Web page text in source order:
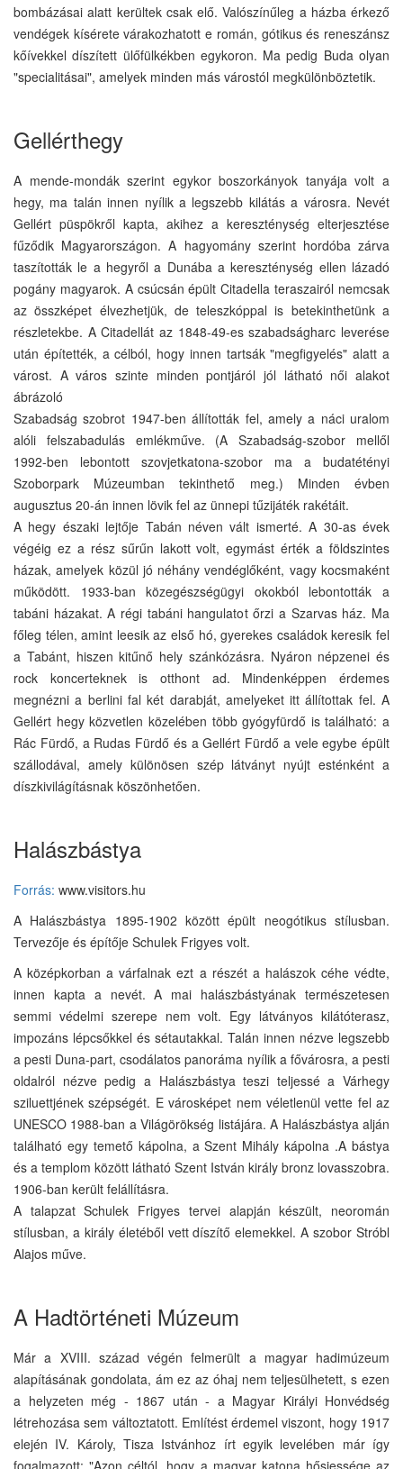
bombázásai alatt kerültek csak elő. Valószínűleg a házba érkező
vendégek kísérete várakozhatott e román, gótikus és reneszánsz
kőívekkel díszített ülőfülkékben egykoron. Ma pedig Buda olyan
"specialitásai", amelyek minden más várostól megkülönböztetik.
Gellérthegy
A mende-mondák szerint egykor boszorkányok tanyája volt a
hegy, ma talán innen nyílik a legszebb kilátás a városra. Nevét
Gellért püspökről kapta, akihez a kereszténység elterjesztése
fűződik Magyarországon. A hagyomány szerint hordóba zárva
taszították le a hegyről a Dunába a kereszténység ellen lázadó
pogány magyarok. A csúcsán épült Citadella teraszairól nemcsak
az összképet élvezhetjük, de teleszkóppal is betekinthetünk a
részletekbe. A Citadellát az 1848-49-es szabadságharc leverése
után építették, a célból, hogy innen tartsák "megfigyelés" alatt a
várost. A város szinte minden pontjáról jól látható női alakot
ábrázoló
Szabadság szobrot 1947-ben állították fel, amely a náci uralom
alóli felszabadulás emlékműve. (A Szabadság-szobor mellől
1992-ben lebontott szovjetkatona-szobor ma a budatétényi
Szoborpark Múzeumban tekinthető meg.) Minden évben
augusztus 20-án innen lövik fel az ünnepi tűzijáték rakétáit.
A hegy északi lejtője Tabán néven vált ismerté. A 30-as évek
végéig ez a rész sűrűn lakott volt, egymást érték a földszintes
házak, amelyek közül jó néhány vendéglőként, vagy kocsmaként
működött. 1933-ban közegészségügyi okokból lebontották a
tabáni házakat. A régi tabáni hangulatot őrzi a Szarvas ház. Ma
főleg télen, amint leesik az első hó, gyerekes családok keresik fel
a Tabánt, hiszen kitűnő hely szánkózásra. Nyáron népzenei és
rock koncerteknek is otthont ad. Mindenképpen érdemes
megnézni a berlini fal két darabját, amelyeket itt állítottak fel. A
Gellért hegy közvetlen közelében több gyógyfürdő is található: a
Rác Fürdő, a Rudas Fürdő és a Gellért Fürdő a vele egybe épült
szállodával, amely különösen szép látványt nyújt esténként a
díszkivilágításnak köszönhetően.
Halászbástya
Forrás: www.visitors.hu
A Halászbástya 1895-1902 között épült neogótikus stílusban.
Tervezője és építője Schulek Frigyes volt.
A középkorban a várfalnak ezt a részét a halászok céhe védte,
innen kapta a nevét. A mai halászbástyának természetesen
semmi védelmi szerepe nem volt. Egy látványos kilátóterasz,
impozáns lépcsőkkel és sétautakkal. Talán innen nézve legszebb
a pesti Duna-part, csodálatos panoráma nyílik a fővárosra, a pesti
oldalról nézve pedig a Halászbástya teszi teljessé a Várhegy
sziluettjének szépségét. E városképet nem véletlenül vette fel az
UNESCO 1988-ban a Világörökség listájára. A Halászbástya alján
található egy temető kápolna, a Szent Mihály kápolna .A bástya
és a templom között látható Szent István király bronz lovasszobra.
1906-ban került felállításra.
A talapzat Schulek Frigyes tervei alapján készült, neoromán
stílusban, a király életéből vett díszítő elemekkel. A szobor Stróbl
Alajos műve.
A Hadtörténeti Múzeum
Már a XVIII. század végén felmerült a magyar hadimúzeum
alapításának gondolata, ám ez az óhaj nem teljesülhetett, s ezen
a helyzeten még - 1867 után - a Magyar Királyi Honvédség
létrehozása sem változtatott. Említést érdemel viszont, hogy 1917
elején IV. Károly, Tisza Istvánhoz írt egyik levelében már így
fogalmazott: "Azon céltól, hogy a magyar katona hősiessége az